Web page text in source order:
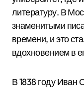
литературу. В
знаменитыми
времени, и это
вдохновением в
В 1838 году Иван